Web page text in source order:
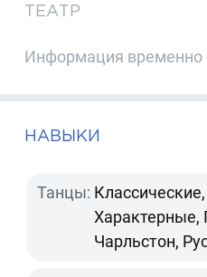
ТЕАТР
Информация временно
НАВЫКИ
Танцы:
Характерные,
Чарльстон,